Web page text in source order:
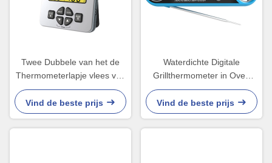
Twee Dubbele van het de
Thermometerlapje vlees van
de Sondebarbecue de
Temperatuurmonitor LFGB
Vind de beste prijs
Waterdichte Digitale
Grillthermometer in Oven
Folding Probe Cooking
Food-Suikergoed
Vind de beste prijs